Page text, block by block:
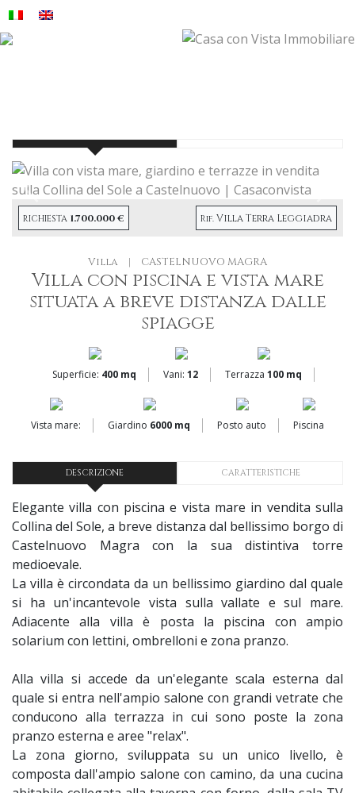
Precendete
RICHIESTA 1.700.000 € Rif. Villa Terra Leggiadra
Villa | CASTELNUOVO MAGRA
Villa con piscina e vista mare
situata a breve distanza dalle
spiagge
Superficie: 400 mq Vani: 12 Terrazza 100 mq
Vista mare: Giardino 6000 mq Posto auto Piscina
DESCRIZIONE CARATTERISTICHE
​Elegante villa con piscina e vista mare in vendita sulla
Collina del Sole, a breve distanza dal bellissimo borgo di
Castelnuovo Magra con la sua distintiva torre
medioevale.
​La villa è circondata da un bellissimo giardino dal quale
si ha un'incantevole vista sulla vallate e sul mare.
Adiacente alla villa è posta la piscina con ampio
solarium con lettini, ombrelloni e zona pranzo.
​Alla villa si accede da un'elegante scala esterna dal
quale si entra nell'ampio salone con grandi vetrate che
conducono alla terrazza in cui sono poste la zona
pranzo esterna e aree "relax".
La zona giorno, sviluppata su un unico livello, è
composta dall'ampio salone con camino, da una cucina